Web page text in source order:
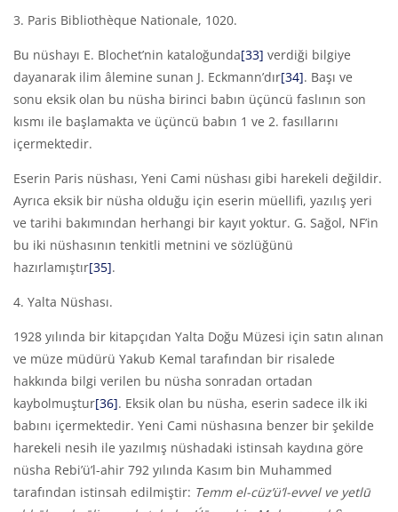
3. Paris Bibliothèque Nationale, 1020.
Bu nüshayı E. Blochet’nin kataloğunda[33] verdiği bilgiye
dayanarak ilim âlemine sunan J. Eckmann’dır[34]. Başı ve
sonu eksik olan bu nüsha birinci babın üçüncü faslının son
kısmı ile başlamakta ve üçüncü babın 1 ve 2. fasıllarını
içermektedir.
Eserin Paris nüshası, Yeni Cami nüshası gibi harekeli değildir.
Ayrıca eksik bir nüsha olduğu için eserin müellifi, yazılış yeri
ve tarihi bakımından herhangi bir kayıt yoktur. G. Sağol, NF’in
bu iki nüshasının tenkitli metnini ve sözlüğünü
hazırlamıştır[35].
4. Yalta Nüshası.
1928 yılında bir kitapçıdan Yalta Doğu Müzesi için satın alınan
ve müze müdürü Yakub Kemal tarafından bir risalede
hakkında bilgi verilen bu nüsha sonradan ortadan
kaybolmuştur[36]. Eksik olan bu nüsha, eserin sadece ilk iki
babını içermektedir. Yeni Cami nüshasına benzer bir şekilde
harekeli nesih ile yazılmış nüshadaki istinsah kaydına göre
nüsha Rebi’ü’l-ahir 792 yılında Kasım bin Muhammed
tarafından istinsah edilmiştir: Temm el-cüz’ü’l-evvel ve yetlū